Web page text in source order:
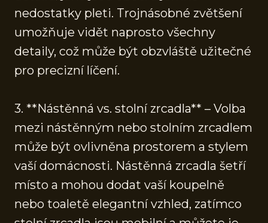
nedostatky pleti. Trojnásobné zvětšení
umožňuje vidět naprosto všechny
detaily, což může být obzvláště užitečné
pro precizní líčení.
3. **Nástěnná vs. stolní zrcadla** – Volba
mezi nástěnným nebo stolním zrcadlem
může být ovlivněna prostorem a stylem
vaší domácnosti. Nástěnná zrcadla šetří
místo a mohou dodat vaší koupelně
nebo toaletě elegantní vzhled, zatímco